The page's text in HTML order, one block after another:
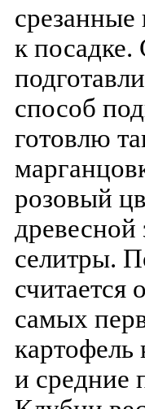
срезанные
к посадке.
способ
готовлю
розовый
селитры.
самых
картофель
и средние